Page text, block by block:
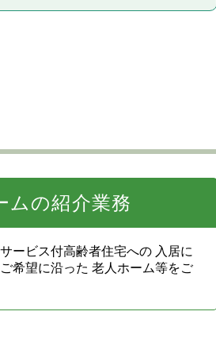
ムの紹介業務
ービス付高齢者住宅への 入居に
希望に沿った 老人ホーム等をご